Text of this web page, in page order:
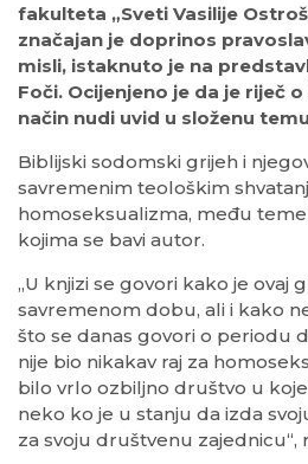
fakulteta „Sveti Vasilije
značajan je doprinos
misli, istaknuto je na
Foči. Ocijenjeno je da je riječ
način nudi uvid u složenu
Biblijski sodomski grijeh i
savremenim teološkim
homoseksualizma, među
kojima se bavi autor.
„U knjizi se govori kako je ovaj
savremenom dobu, ali i kako
što se danas govori o periodu
nije bio nikakav raj za
bilo vrlo ozbiljno društvo u
neko ko je u stanju da izda
za svoju društvenu zajednicu“,